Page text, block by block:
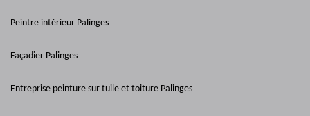
Peintre intérieur Palinges
Façadier Palinges
Entreprise peinture sur tuile et toiture Palinges